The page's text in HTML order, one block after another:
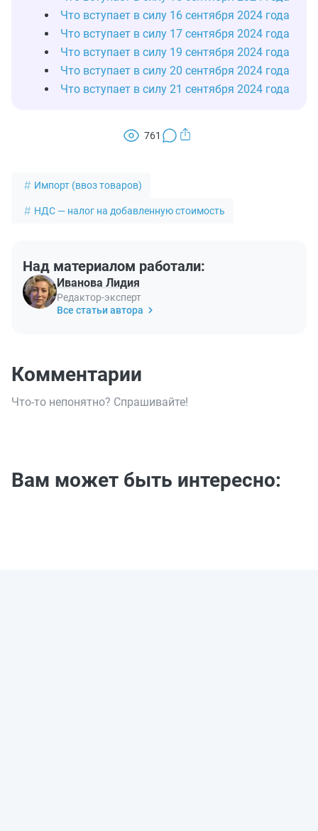
Что вступает в силу 16 сентября 2024 года
Что вступает в силу 17 сентября 2024 года
Что вступает в силу 19 сентября 2024 года
Что вступает в силу 20 сентября 2024 года
Что вступает в силу 21 сентября 2024 года
761
Импорт (ввоз товаров)
НДС — налог на добавленную стоимость
Над материалом работали:
Иванова Лидия
Редактор-эксперт
Все статьи автора
Комментарии
Что-то непонятно? Спрашивайте!
Вам может быть интересно: